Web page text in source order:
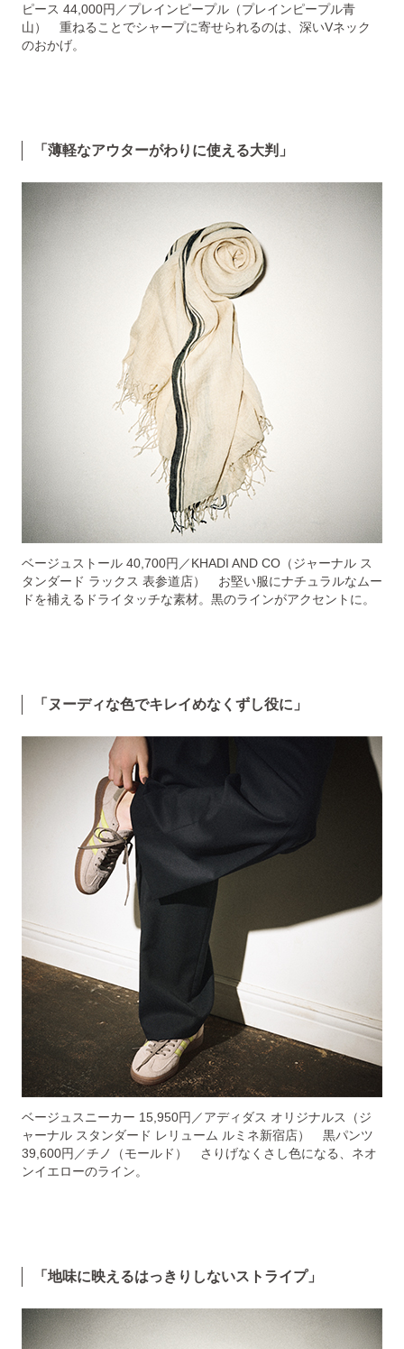
ピース 44,000円／プレインピープル（プレインピープル青
山） 重ねることでシャープに寄せられるのは、深いVネック
のおかげ。
「薄軽なアウターがわりに使える大判」
ベージュストール 40,700円／KHADI AND CO（ジャーナル ス
タンダード ラックス 表参道店） お堅い服にナチュラルなムー
ドを補えるドライタッチな素材。黒のラインがアクセントに。
「ヌーディな色でキレイめなくずし役に」
ベージュスニーカー 15,950円／アディダス オリジナルス（ジ
ャーナル スタンダード レリューム ルミネ新宿店） 黒パンツ
39,600円／チノ（モールド） さりげなくさし色になる、ネオ
ンイエローのライン。
「地味に映えるはっきりしないストライプ」